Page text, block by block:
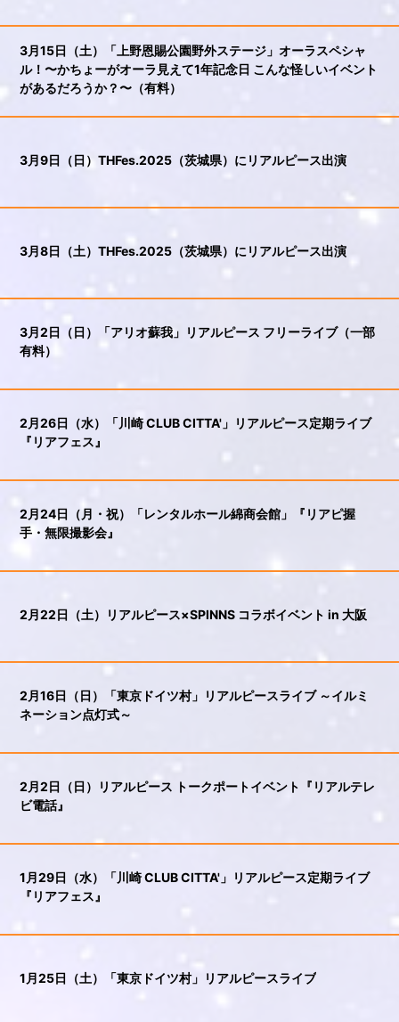
3月15日（土）「上野恩賜公園野外ステージ」オーラスペシャ
ル！〜かちょーがオーラ見えて1年記念日 こんな怪しいイベント
があるだろうか？〜（有料）
3月9日（日）THFes.2025（茨城県）にリアルピース出演
3月8日（土）THFes.2025（茨城県）にリアルピース出演
3月2日（日）「アリオ蘇我」リアルピース フリーライブ（一部
有料）
2月26日（水）「川崎 CLUB CITTA'」リアルピース定期ライブ
『リアフェス』
2月24日（月・祝）「レンタルホール綿商会館」『リアピ握
手・無限撮影会』
2月22日（土）リアルピース×SPINNS コラボイベント in 大阪
2月16日（日）「東京ドイツ村」リアルピースライブ ～イルミ
ネーション点灯式～
2月2日（日）リアルピース トークポートイベント『リアルテレ
ビ電話』
1月29日（水）「川崎 CLUB CITTA'」リアルピース定期ライブ
『リアフェス』
1月25日（土）「東京ドイツ村」リアルピースライブ